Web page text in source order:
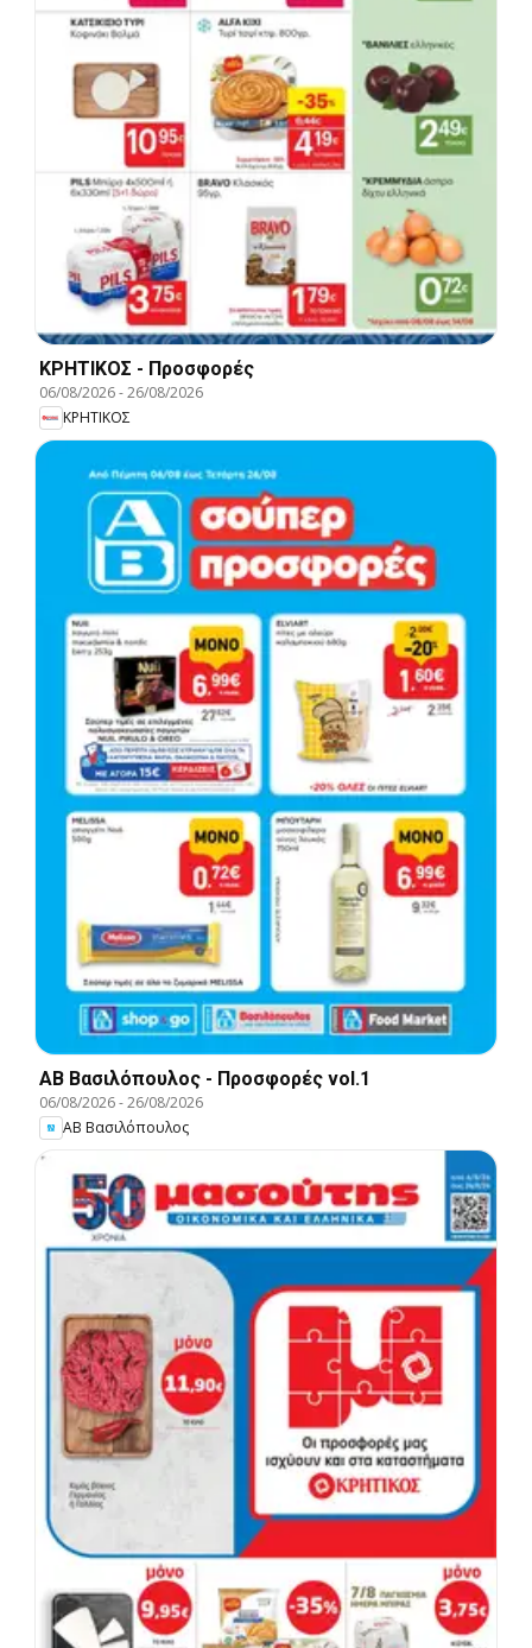
ΚΡΗΤΙΚΟΣ - Προσφορές
06/08/2026-26/08/2026
ΚΡΗΤΙΚΟΣ
ΑΒ Βασιλόπουλος - Προσφορές vol.1
06/08/2026-26/08/2026
ΑΒ Βασιλόπουλος